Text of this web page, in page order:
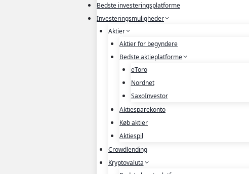
Bedste investeringsplatforme
Investeringsmuligheder
Aktier
Aktier for begyndere
Bedste aktieplatforme
eToro
Nordnet
SaxoInvestor
Aktiesparekonto
Køb aktier
Aktiespil
Crowdlending
Kryptovaluta